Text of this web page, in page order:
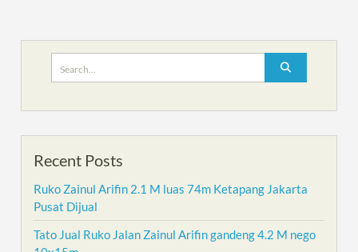
for:
Recent Posts
Ruko Zainul Arifin 2.1 M luas 74m Ketapang Jakarta
Pusat Dijual
Tato Jual Ruko Jalan Zainul Arifin gandeng 4.2 M nego